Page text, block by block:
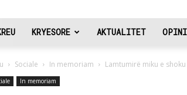
KRYESORE AKTUALITET
Sociale In memoriam Lamtumirë miku e shoku
In memoriam